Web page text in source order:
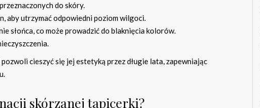
do skóry.
aby utrzymać odpowiedni poziom wilgoci.
słońca, co może prowadzić do blaknięcia kolorów.
cieszyć się jej estetyką przez długie lata, zapewniając
skórzanej tapicerki?